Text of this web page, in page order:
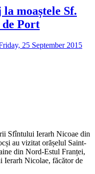
moaștele Sf.
Port
25 September 2015
Sfîntului Ierarh Nicoae din
au vizitat orășelul Saint-
din Nord-Estul Franței,
Ierarh Nicolae, făcător de